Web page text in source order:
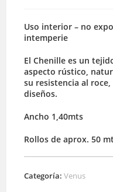
Uso interior – no
intemperie
El Chenille es un
aspecto rústico,
su resistencia al
diseños.
Ancho 1,40mts
Rollos de aprox. 50
Categoría:Venus